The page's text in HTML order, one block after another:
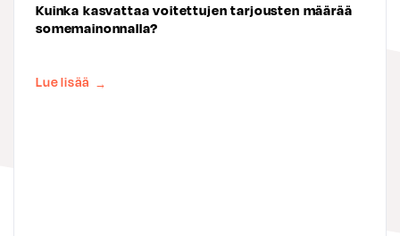
Kuinka kasvattaa voitettujen tarjousten määrää
somemainonnalla?
Lue lisää →